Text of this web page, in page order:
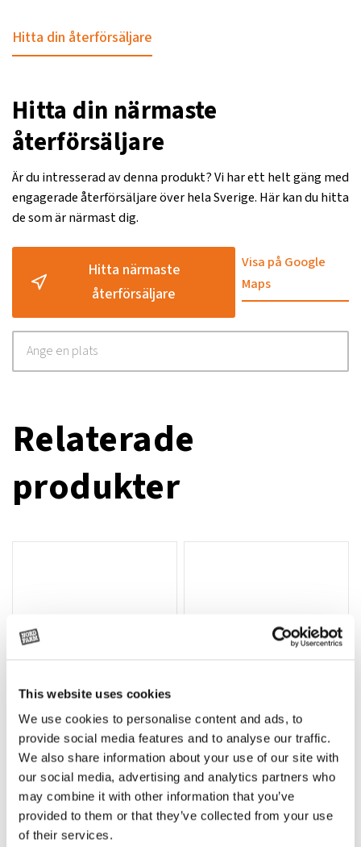
This website uses cookies
We use cookies to personalise content and ads, to
provide social media features and to analyse our traffic.
We also share information about your use of our site with
our social media, advertising and analytics partners who
may combine it with other information that you’ve
provided to them or that they’ve collected from your use
of their services.
Hitta din återförsäljare
Hitta din närmaste
återförsäljare
Är du intresserad av denna produkt? Vi har ett helt gäng med
engagerade återförsäljare över hela Sverige. Här kan du hitta
de som är närmast dig.
Hitta närmaste
återförsäljare
Visa på Google
Maps
Relaterade
produkter
Lägg till i varukorg
Rotor, komplett med slagor
OR80013456G
35 730kr (ex. moms)
Grön truckknapp
A00220
530kr (ex. moms)